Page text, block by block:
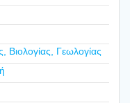
Βιολογίας, Γεωλογίας